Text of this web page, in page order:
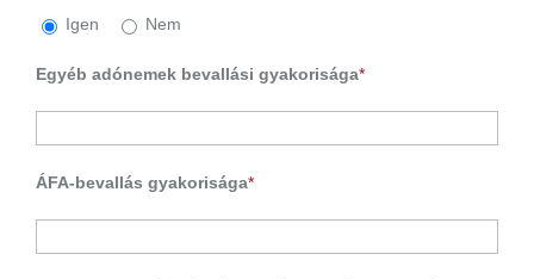
Igen Nem
Egyéb adónemek bevallási gyakorisága*
ÁFA-bevallás gyakorisága*